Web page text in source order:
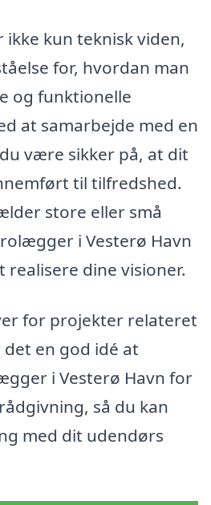
kun teknisk viden,
for, hvordan man
og funktionelle
at samarbejde med en
være sikker på, at dit
til tilfredshed.
store eller små
i Vesterø Havn
dine visioner.
for projekter relateret
en god idé at
i Vesterø Havn for
så du kan
med dit udendørs